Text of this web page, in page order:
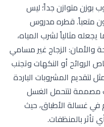
بوزن متوازن جداً؛ ليس
متعباً. قطره مدروس
مثالياً لشرب المياه،
والأمان: الزجاج غير مسامي
الروائح أو النكهات وتجنب
لتقديم المشروبات الباردة
مصممة لتتحمل الغسل
في غسالة الأطباق، حيث
تأثر بالمنظفات.